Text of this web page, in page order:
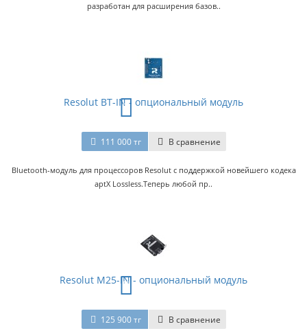
разработан для расширения базов..
Resolut BT-IN - oпциональный модуль
111 000 тг В сравнение
Bluetooth-модуль для процессоров Resolut с поддержкой новейшего кодека
aptX Lossless.Теперь любой пр..
Resolut M25-IN - oпциональный модуль
125 900 тг В сравнение